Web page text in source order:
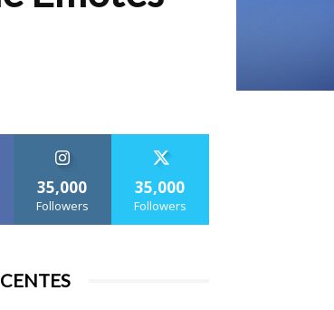
35,000
Followers
35,000
Followers